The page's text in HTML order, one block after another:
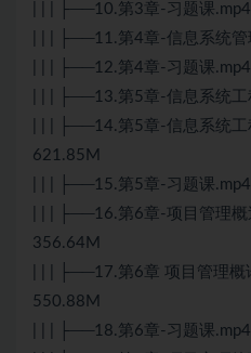
| | | ├──10.第3章-习题课
| | | ├──11.第4章-信息系统
| | | ├──12.第4章-习题课
| | | ├──13.第5章-信息系统
| | | ├──14.第5章-信息系统
621.85M
| | | ├──15.第5章-习题课
| | | ├──16.第6章-项目管理
356.64M
| | | ├──17.第6章 项目管理
550.88M
| | | ├──18.第6章-习题课